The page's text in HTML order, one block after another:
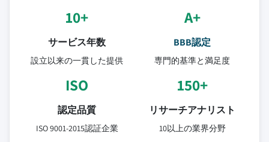
10+
サービス年数
設立以来の一貫した提供
A+
BBB認定
専門的基準と満足度
ISO
認定品質
ISO 9001-2015認証企業
150+
リサーチアナリスト
10以上の業界分野